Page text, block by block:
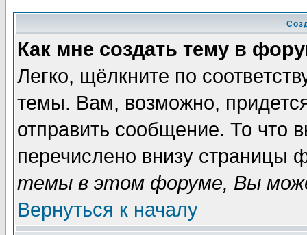
Как мне создать тему в
Легко, щёлкните по
темы. Вам, возможно,
отправить сообщение. То что
перечислено внизу страницы
темы в этом форуме, Вы
Вернуться к началу